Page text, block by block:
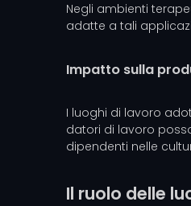
Negli ambienti
adatte a tali
Impatto sulla
I luoghi di lavoro
datori di lavoro
dipendenti nelle
Il ruolo delle